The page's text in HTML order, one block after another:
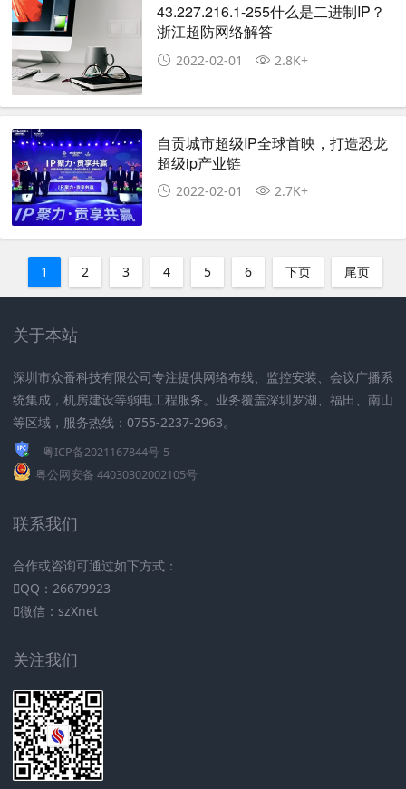
43.227.216.1-255什么是二进制IP？
浙江超防网络解答
2022-02-01 2.8K+
自贡城市超级IP全球首映，打造恐龙
超级ip产业链
2022-02-01 2.7K+
1 2 3 4 5 6 下页 尾页
关于本站
深圳市众番科技有限公司专注提供网络布线、监控安装、会议广播系
统集成，机房建设等弱电工程服务。业务覆盖深圳罗湖、福田、南山
等区域，服务热线：0755-2237-2963。
粤ICP备2021167844号-5
粤公网安备 44030302002105号
联系我们
合作或咨询可通过如下方式：
QQ：26679923
微信：szXnet
关注我们